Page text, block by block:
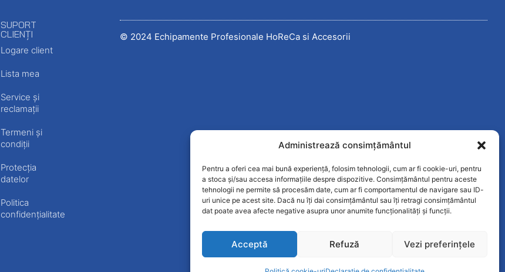
Administrează consimțământul
Pentru a oferi cea mai bună experiență, folosim tehnologii, cum ar fi cookie-uri, pentru
a stoca și/sau accesa informațiile despre dispozitive. Consimțământul pentru aceste
tehnologii ne permite să procesăm date, cum ar fi comportamentul de navigare sau ID-
uri unice pe acest site. Dacă nu îți dai consimțământul sau îți retragi consimțământul
dat poate avea afecte negative asupra unor anumite funcționalități și funcții.
Acceptă Refuză Vezi preferințele
SUPORT
CLIENȚI
Logare client
Lista mea
Service și
reclamații
Termeni și
condiții
Protecția
datelor
Politica
confidențialitate
© 2024 Echipamente Profesionale HoReCa si Accesorii